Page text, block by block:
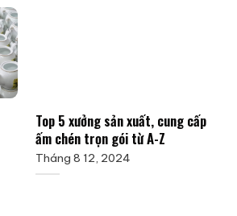
Top 5 xưởng sản xuất, cung cấp
ấm chén trọn gói từ A-Z
Tháng 8 12, 2024